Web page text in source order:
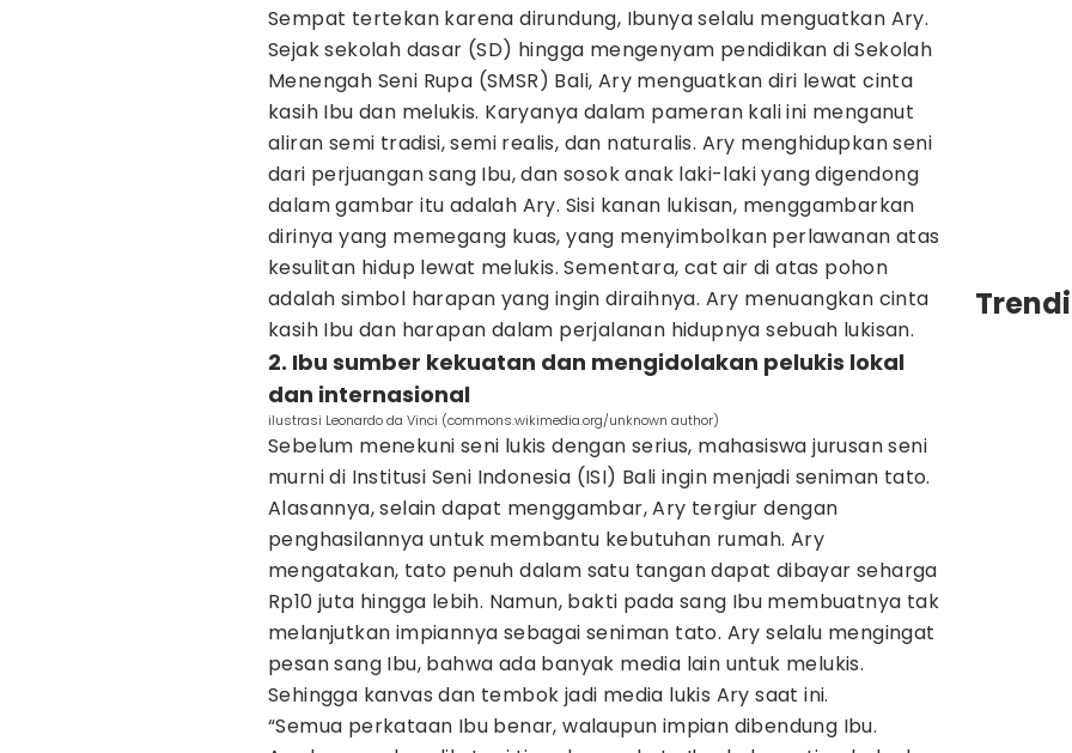
Sempat tertekan karena dirundung, Ibunya selalu menguatkan Ary.
Sejak sekolah dasar (SD) hingga mengenyam pendidikan di Sekolah
Menengah Seni Rupa (SMSR) Bali, Ary menguatkan diri lewat cinta
kasih Ibu dan melukis. Karyanya dalam pameran kali ini menganut
aliran semi tradisi, semi realis, dan naturalis. Ary menghidupkan seni
dari perjuangan sang Ibu, dan sosok anak laki-laki yang digendong
dalam gambar itu adalah Ary. Sisi kanan lukisan, menggambarkan
dirinya yang memegang kuas, yang menyimbolkan perlawanan atas
kesulitan hidup lewat melukis. Sementara, cat air di atas pohon
adalah simbol harapan yang ingin diraihnya. Ary menuangkan cinta
kasih Ibu dan harapan dalam perjalanan hidupnya sebuah lukisan.
2. Ibu sumber kekuatan dan mengidolakan pelukis lokal
dan internasional
ilustrasi Leonardo da Vinci (commons.wikimedia.org/unknown author)
Sebelum menekuni seni lukis dengan serius, mahasiswa jurusan seni
murni di Institusi Seni Indonesia (ISI) Bali ingin menjadi seniman tato.
Alasannya, selain dapat menggambar, Ary tergiur dengan
penghasilannya untuk membantu kebutuhan rumah. Ary
mengatakan, tato penuh dalam satu tangan dapat dibayar seharga
Rp10 juta hingga lebih. Namun, bakti pada sang Ibu membuatnya tak
melanjutkan impiannya sebagai seniman tato. Ary selalu mengingat
pesan sang Ibu, bahwa ada banyak media lain untuk melukis.
Sehingga kanvas dan tembok jadi media lukis Ary saat ini.
“Semua perkataan Ibu benar, walaupun impian dibendung Ibu.